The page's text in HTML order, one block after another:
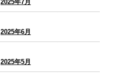
2025年7月
2025年6月
2025年5月